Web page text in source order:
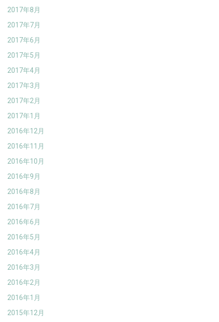
2017年8月
2017年7月
2017年6月
2017年5月
2017年4月
2017年3月
2017年2月
2017年1月
2016年12月
2016年11月
2016年10月
2016年9月
2016年8月
2016年7月
2016年6月
2016年5月
2016年4月
2016年3月
2016年2月
2016年1月
2015年12月